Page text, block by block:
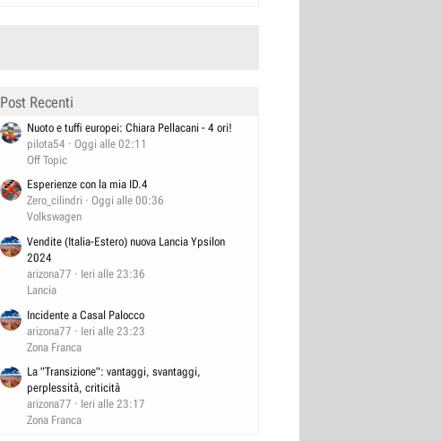
Post Recenti
Nuoto e tuffi europei: Chiara Pellacani - 4 ori!
pilota54
Oggi alle 02:11
Off Topic
Esperienze con la mia ID.4
Zero_cilindri
Oggi alle 00:36
Volkswagen
Vendite (Italia-Estero) nuova Lancia Ypsilon
2024
arizona77
Ieri alle 23:36
Lancia
Incidente a Casal Palocco
arizona77
Ieri alle 23:23
Zona Franca
La "Transizione": vantaggi, svantaggi,
perplessità, criticità
arizona77
Ieri alle 23:17
Zona Franca